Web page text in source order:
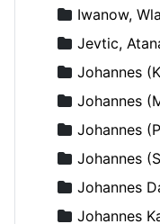
Iwanow,
Jevtic,
Johannes
Johannes
Johannes
Johannes
Johannes
Johannes